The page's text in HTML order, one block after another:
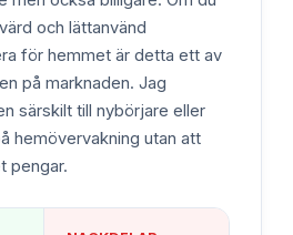
och lättanvänd
för hemmet är detta ett av
på marknaden. Jag
särskilt till nybörjare eller
hemövervakning utan att
pengar.